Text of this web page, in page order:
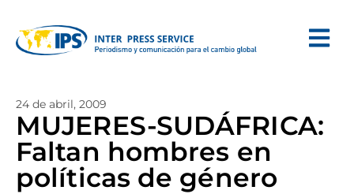
24 de abril, 2009
MUJERES-SUDÁFRICA:
Faltan hombres en
políticas de género